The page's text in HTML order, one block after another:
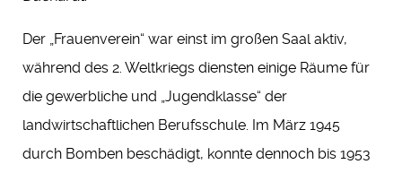
Der „Frauenverein“ war einst im großen Saal aktiv,
während des 2. Weltkriegs diensten einige Räume für
die gewerbliche und „Jugendklasse“ der
landwirtschaftlichen Berufsschule. Im März 1945
durch Bomben beschädigt, konnte dennoch bis 1953